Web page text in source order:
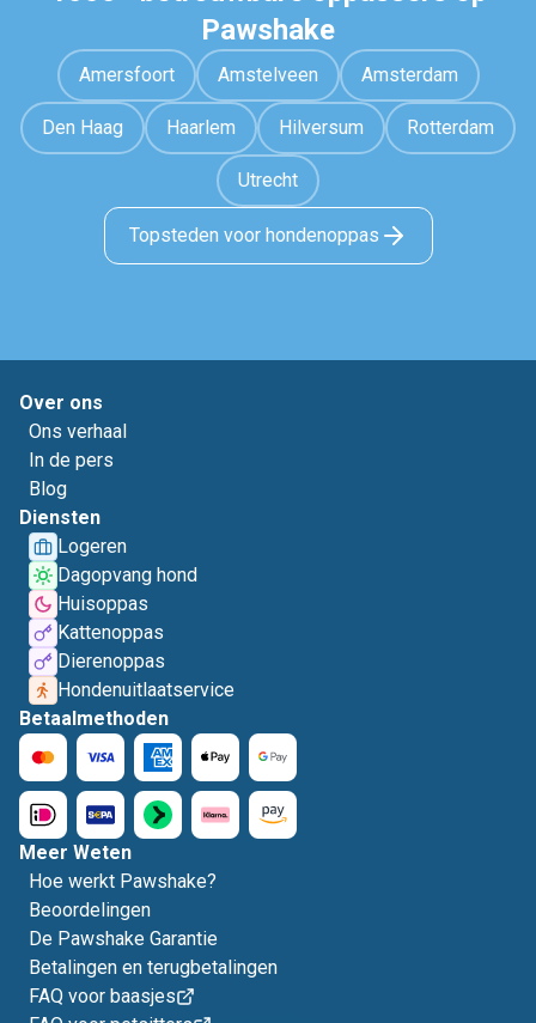
Pawshake
Amersfoort Amstelveen Amsterdam
Den Haag Haarlem Hilversum Rotterdam
Utrecht
Topsteden voor hondenoppas
Over ons
Ons verhaal
In de pers
Blog
Diensten
Logeren
Dagopvang hond
Huisoppas
Kattenoppas
Dierenoppas
Hondenuitlaatservice
Betaalmethoden
Meer Weten
Hoe werkt Pawshake?
Beoordelingen
De Pawshake Garantie
Betalingen en terugbetalingen
FAQ voor baasjes